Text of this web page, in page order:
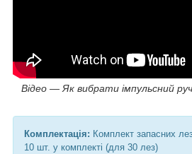
Відео — Як вибрати імпульсний
Комплектація: Комплект запасних
10 шт. у комплекті (для 30 лез)